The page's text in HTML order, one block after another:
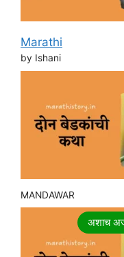
Marathi
by Ishani
MANDAWAR